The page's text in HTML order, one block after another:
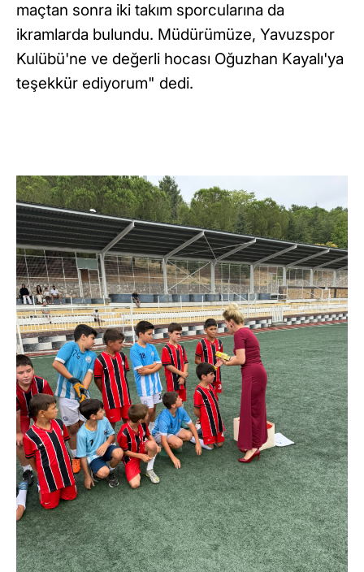
maçtan sonra iki takım sporcularına da
ikramlarda bulundu. Müdürümüze, Yavuzspor
Kulübü'ne ve değerli hocası Oğuzhan Kayalı'ya
teşekkür ediyorum" dedi.